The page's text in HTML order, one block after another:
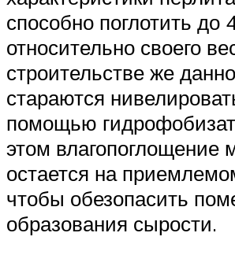
способно поглотить до
относительно своего
строительстве же
стараются
помощью
этом влагопоглощение
остается на
чтобы обезопасить
образования сырости.